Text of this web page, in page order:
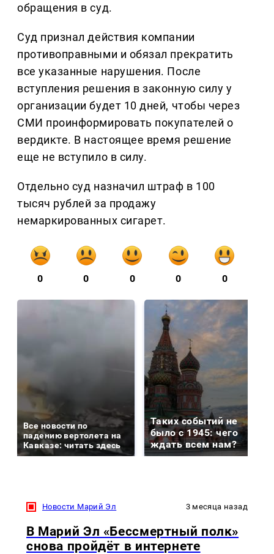
обращения в суд.
Суд признал действия компании
противоправными и обязал прекратить
все указанные нарушения. После
вступления решения в законную силу у
организации будет 10 дней, чтобы через
СМИ проинформировать покупателей о
вердикте. В настоящее время решение
еще не вступило в силу.
Отдельно суд назначил штраф в 100
тысяч рублей за продажу
немаркированных сигарет.
0 0 0 0 0
Все новости по
падению вертолета на
Кавказе: читать здесь
Таких событий не
было с 1945: чего
ждать всем нам?
Новости Марий Эл 3 месяца назад
В Марий Эл «Бессмертный полк»
снова пройдёт в интернете